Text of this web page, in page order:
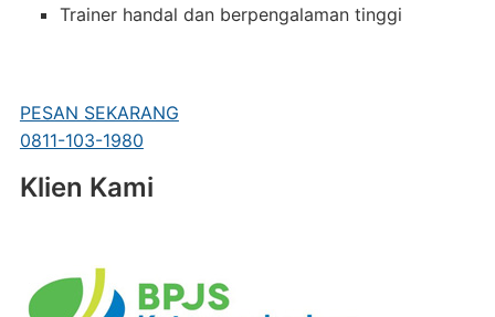
Trainer handal dan berpengalaman tinggi
PESAN SEKARANG
0811-103-1980
Klien Kami